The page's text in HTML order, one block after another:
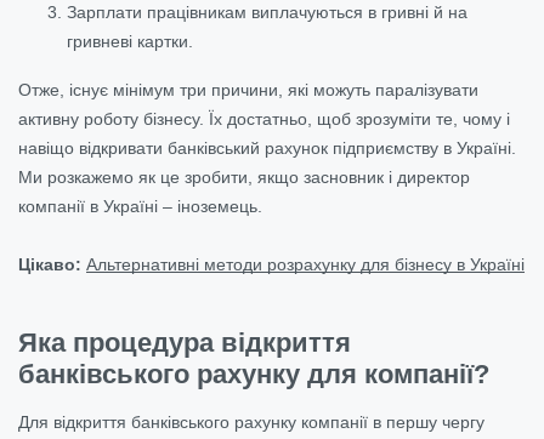
Зарплати працівникам виплачуються в гривні й на
гривневі картки.
Отже, існує мінімум три причини, які можуть паралізувати
активну роботу бізнесу. Їх достатньо, щоб зрозуміти те, чому і
навіщо відкривати банківський рахунок підприємству в Україні.
Ми розкажемо як це зробити, якщо засновник і директор
компанії в Україні – іноземець.
Цікаво: Альтернативні методи розрахунку для бізнесу в Україні
Яка процедура відкриття
банківського рахунку для компанії?
Для відкриття банківського рахунку компанії в першу чергу